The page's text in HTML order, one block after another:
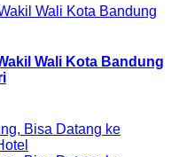
Wali Kota Bandung